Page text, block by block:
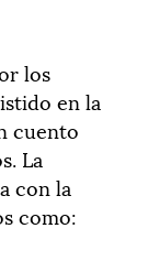
los
en la
cuento
La
con la
como: